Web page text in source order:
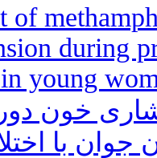
of
during
young
خون
جوان با